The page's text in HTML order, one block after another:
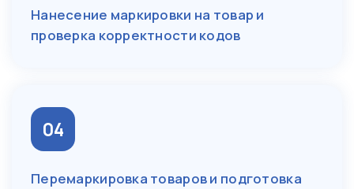
Нанесение маркировки на товар и
проверка корректности кодов
04
Перемаркировка товаров и подготовка